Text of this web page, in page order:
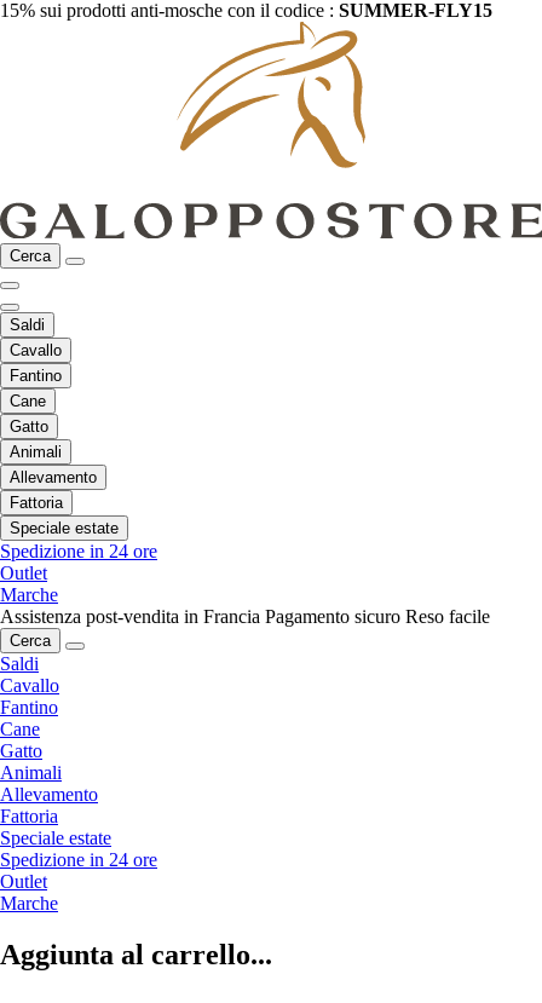
15% sui prodotti anti-mosche con il codice : SUMMER-FLY15
Cerca
Saldi
Cavallo
Fantino
Cane
Gatto
Animali
Allevamento
Fattoria
Speciale estate
Spedizione in 24 ore
Outlet
Marche
Assistenza post-vendita in Francia Pagamento sicuro Reso facile
Cerca
Saldi
Cavallo
Fantino
Cane
Gatto
Animali
Allevamento
Fattoria
Speciale estate
Spedizione in 24 ore
Outlet
Marche
Aggiunta al carrello...